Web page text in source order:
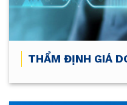
THẨM ĐỊNH GIÁ